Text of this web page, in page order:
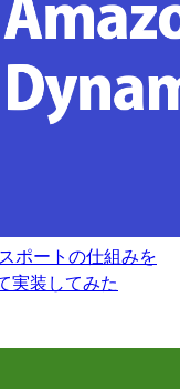
ポートの仕組みを
実装してみた